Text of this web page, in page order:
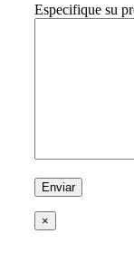
Especifique su
×